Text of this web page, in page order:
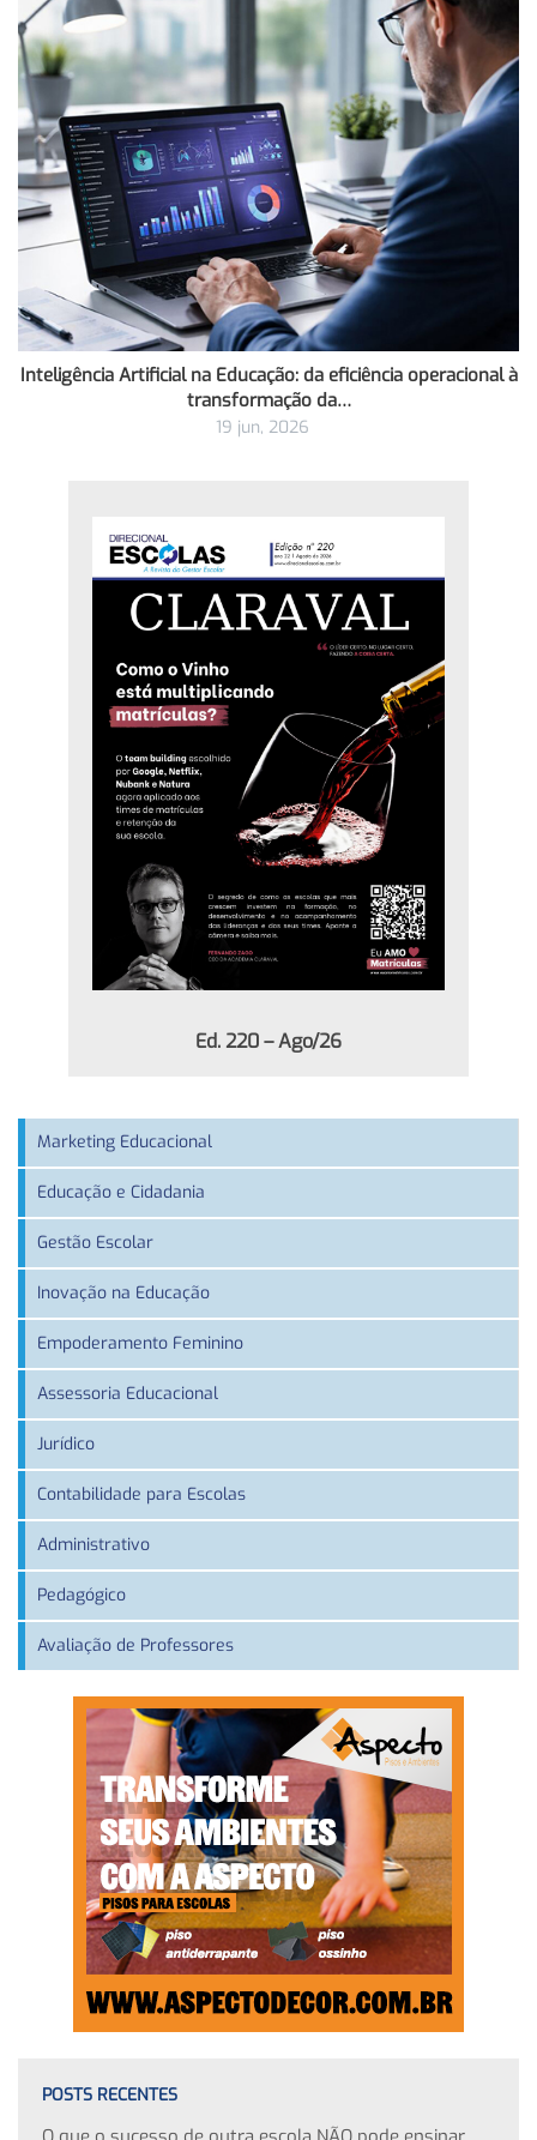
Inteligência Artificial na Educação: da eficiência operacional à
transformação da…
19 jun, 2026
Ed. 220 – Ago/26
Marketing Educacional
Educação e Cidadania
Gestão Escolar
Inovação na Educação
Empoderamento Feminino
Assessoria Educacional
Jurídico
Contabilidade para Escolas
Administrativo
Pedagógico
Avaliação de Professores
POSTS RECENTES